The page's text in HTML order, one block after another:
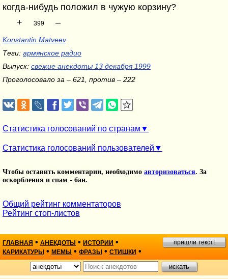
когда-нибудь положил в чужую корзину?
+
399 –
Konstantin Matveev
Теги: армянское радио
Выпуск: свежие анекдоты 13 декабря 1999
Проголосовало за – 621, против – 222
Статистика голосований по странам
Статистика голосований пользователей
Чтобы оставить комментарии, необходимо авторизоваться. За
оскорбления и спам - бан.
Общий рейтинг комментаторов
Рейтинг стоп-листов
ГЛАВНАЯ • АНЕКДОТЫ • ИСТОРИИ •
КАРИКАТУРЫ • МЕМЫ • ФРАЗЫ • СТИШКИ •
пришли текст!